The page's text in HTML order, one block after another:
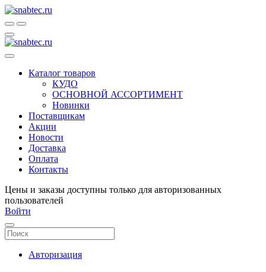
Каталог товаров
КУДО
ОСНОВНОЙ АССОРТИМЕНТ
Новинки
Поставщикам
Акции
Новости
Доставка
Оплата
Контакты
Цены и заказы доступны только для авторизованных
пользователей
Войти
Авторизация